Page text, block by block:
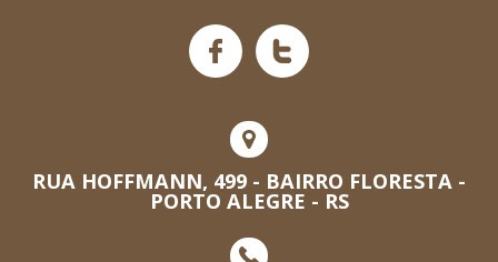
RUA HOFFMANN, 499 - BAIRRO FLORESTA -
PORTO ALEGRE - RS